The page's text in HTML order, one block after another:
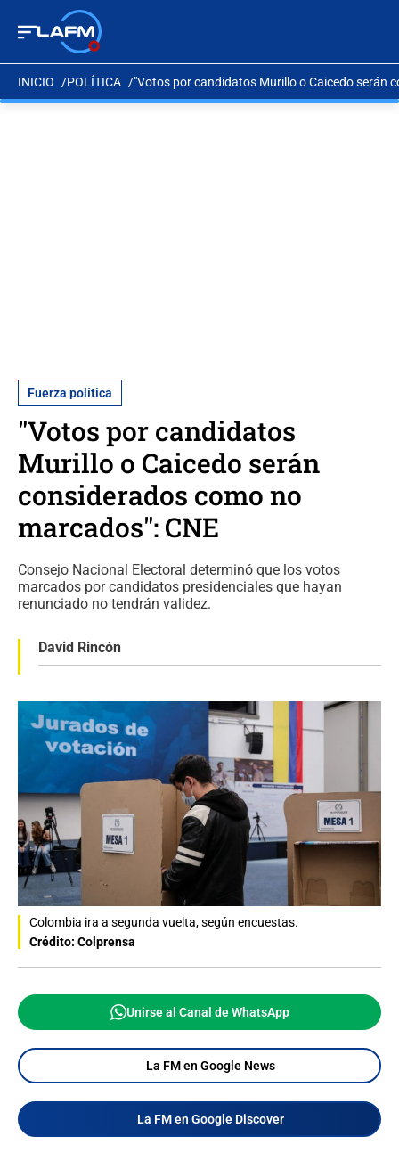
INICIO POLÍTICA "Votos por candidatos Murillo o Caicedo serán
Fuerza política
"Votos por candidatos
Murillo o Caicedo serán
considerados como no
marcados": CNE
Consejo Nacional Electoral determinó que los votos
marcados por candidatos presidenciales que hayan
renunciado no tendrán validez.
David Rincón
Colombia ira a segunda vuelta, según encuestas.
Crédito: Colprensa
Unirse al Canal de WhatsApp
La FM en Google News
La FM en Google Discover